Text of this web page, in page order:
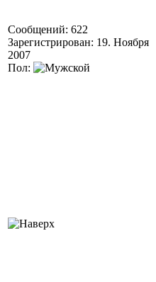
Сообщений: 622
Зарегистрирован: 19. Ноября
2007
Пол: